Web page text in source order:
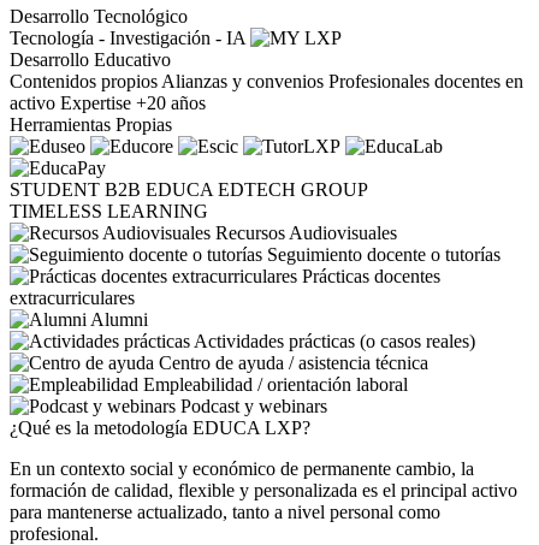
Desarrollo Tecnológico
Tecnología - Investigación - IA
Desarrollo Educativo
Contenidos propios Alianzas y convenios Profesionales docentes en
activo Expertise +20 años
Herramientas Propias
STUDENT B2B EDUCA EDTECH GROUP
TIMELESS LEARNING
Recursos Audiovisuales
Seguimiento docente o tutorías
Prácticas docentes
extracurriculares
Alumni
Actividades prácticas (o casos reales)
Centro de ayuda / asistencia técnica
Empleabilidad / orientación laboral
Podcast y webinars
¿Qué es la metodología EDUCA LXP?
En un contexto social y económico de permanente cambio, la
formación de calidad, flexible y personalizada es el principal activo
para mantenerse actualizado, tanto a nivel personal como
profesional.